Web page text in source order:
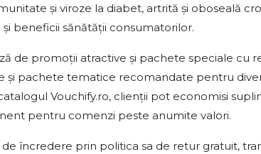
și viroze la diabet, artrită și oboseală
beneficii sănătății consumatorilor.
de promoții atractive și pachete speciale cu
și pachete tematice recomandate pentru
Vouchify.ro, clienții pot economisi
pentru comenzi peste anumite valori.
încredere prin politica sa de retur gratuit,